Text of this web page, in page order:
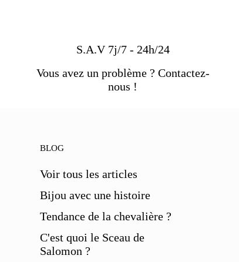
S.A.V 7j/7 - 24h/24
Vous avez un problème ? Contactez-
nous !
BLOG
Voir tous les articles
Bijou avec une histoire
Tendance de la chevalière ?
C'est quoi le Sceau de
Salomon ?